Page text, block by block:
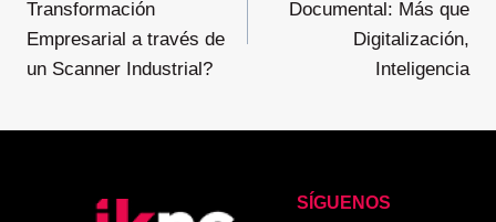
entradas
Transformación
Empresarial a través de
un Scanner Industrial?
Documental: Más que
Digitalización,
Inteligencia
SÍGUENOS